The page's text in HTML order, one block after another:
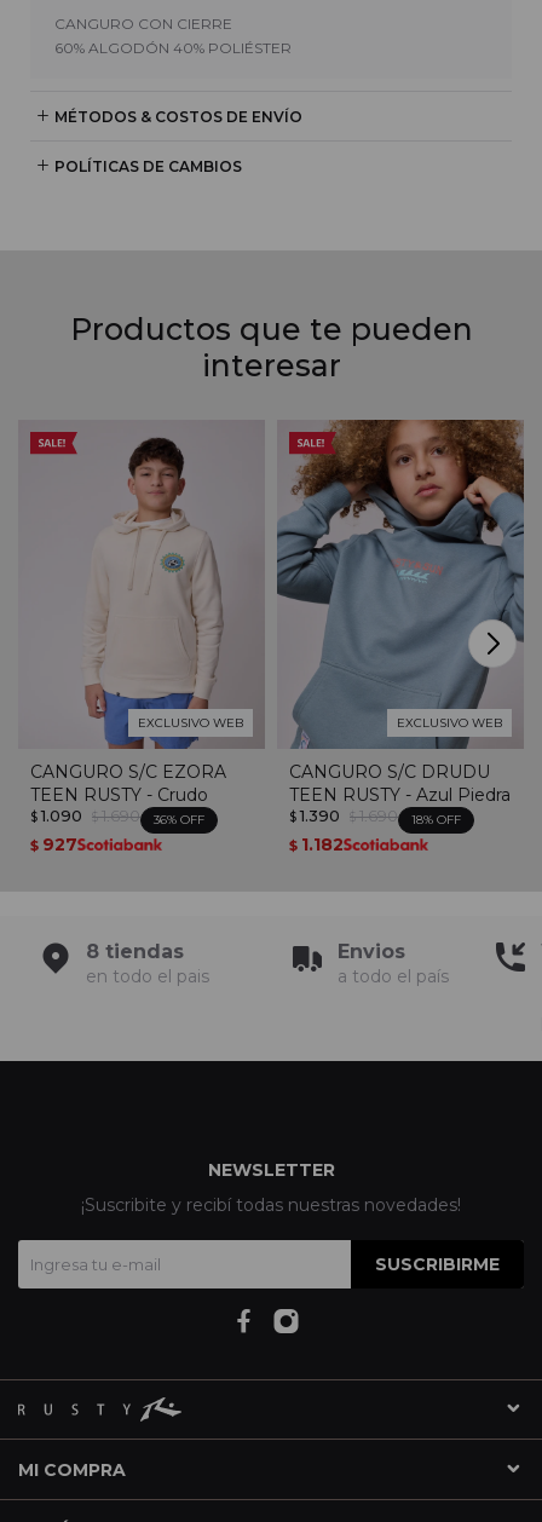
CANGURO CON CIERRE
60% ALGODÓN 40% POLIÉSTER
MÉTODOS & COSTOS DE ENVÍO
POLÍTICAS DE CAMBIOS
Productos que te pueden
interesar
EXCLUSIVO WEB
CANGURO S/C EZORA
TEEN RUSTY - Crudo
$ 1.090 $ 1.690 36
$ 927
EXCLUSIVO WEB
CANGURO S/C DRUDU
TEEN RUSTY - Azul Piedra
$ 1.390 $ 1.690 18
$ 1.182
8 tiendas
en todo el pais
Envios
a todo el país
MI COMPRA
NEWSLETTER
¡Suscribite y recibí todas nuestras novedades!
SUSCRIBIRME